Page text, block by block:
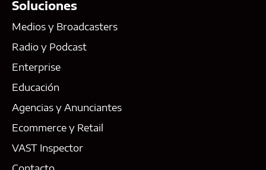
Soluciones
Medios y Broadcasters
Radio y Podcast
Enterprise
Educación
Agencias y Anunciantes
Ecommerce y Retail
VAST Inspector